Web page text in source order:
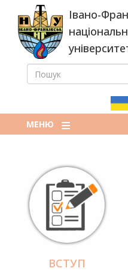
основного
вмісту
Івано-
ПОШУКОВА
ПОШУК
МЕНЮ
ВСТУП